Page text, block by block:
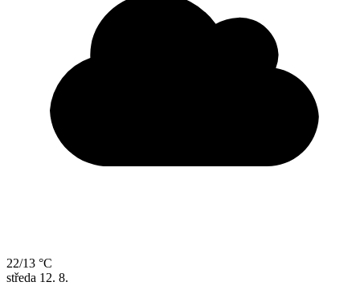
22/13 °C
středa 12. 8.